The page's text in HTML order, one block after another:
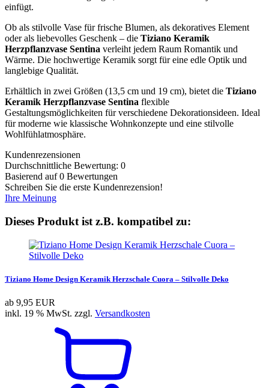
einfügt.
Ob als stilvolle Vase für frische Blumen, als dekoratives Element
oder als liebevolles Geschenk – die Tiziano Keramik
Herzpflanzvase Sentina verleiht jedem Raum Romantik und
Wärme. Die hochwertige Keramik sorgt für eine edle Optik und
langlebige Qualität.
Erhältlich in zwei Größen (13,5 cm und 19 cm), bietet die Tiziano
Keramik Herzpflanzvase Sentina flexible
Gestaltungsmöglichkeiten für verschiedene Dekorationsideen. Ideal
für moderne wie klassische Wohnkonzepte und eine stilvolle
Wohlfühlatmosphäre.
Kundenrezensionen
Durchschnittliche Bewertung: 0
Basierend auf 0 Bewertungen
Schreiben Sie die erste Kundenrezension!
Ihre Meinung
Dieses Produkt ist z.B. kompatibel zu:
Tiziano Home Design Keramik Herzschale Cuora – Stilvolle Deko
ab 9,95 EUR
inkl. 19 % MwSt. zzgl. Versandkosten